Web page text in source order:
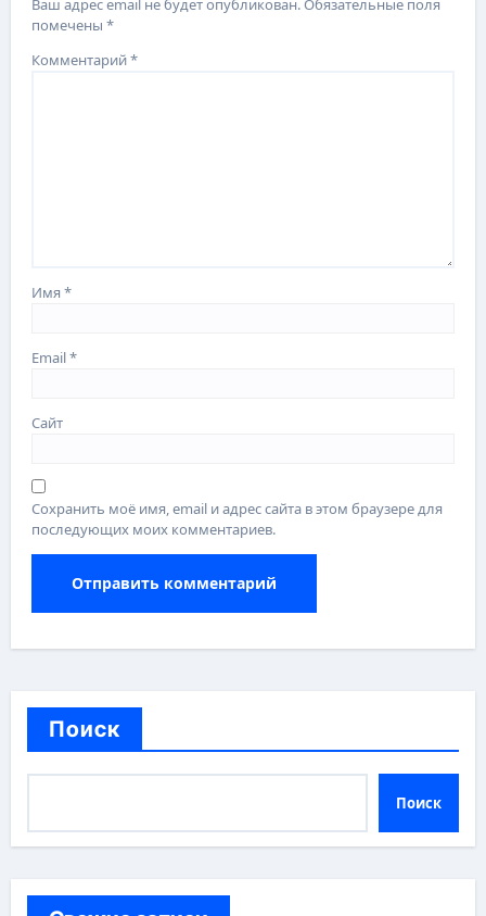
Ваш адрес email не будет опубликован.Обязательные поля
помечены*
Комментарий*
Имя*
Email*
Сайт
Сохранить моё имя, email и адрес сайта в этом браузере для
последующих моих комментариев.
Поиск
Поиск